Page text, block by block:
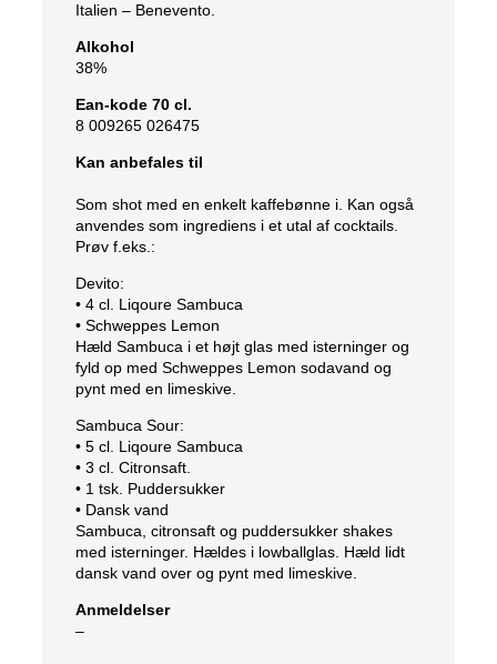
Italien – Benevento.
Alkohol
38%
Ean-kode 70 cl.
8 009265 026475
Kan anbefales til
Som shot med en enkelt kaffebønne i. Kan også
anvendes som ingrediens i et utal af cocktails.
Prøv f.eks.:
Devito:
• 4 cl. Liqoure Sambuca
• Schweppes Lemon
Hæld Sambuca i et højt glas med isterninger og
fyld op med Schweppes Lemon sodavand og
pynt med en limeskive.
Sambuca Sour:
• 5 cl. Liqoure Sambuca
• 3 cl. Citronsaft.
• 1 tsk. Puddersukker
• Dansk vand
Sambuca, citronsaft og puddersukker shakes
med isterninger. Hældes i lowballglas. Hæld lidt
dansk vand over og pynt med limeskive.
Anmeldelser
–